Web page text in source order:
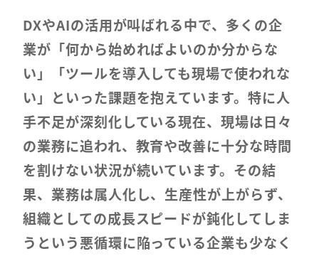
DXやAIの活用が叫ばれる中で、多くの企
業が「何から始めればよいのか分からな
い」「ツールを導入しても現場で使われな
い」といった課題を抱えています。特に人
手不足が深刻化している現在、現場は日々
の業務に追われ、教育や改善に十分な時間
を割けない状況が続いています。その結
果、業務は属人化し、生産性が上がらず、
組織としての成長スピードが鈍化してしま
うという悪循環に陥っている企業も少なく